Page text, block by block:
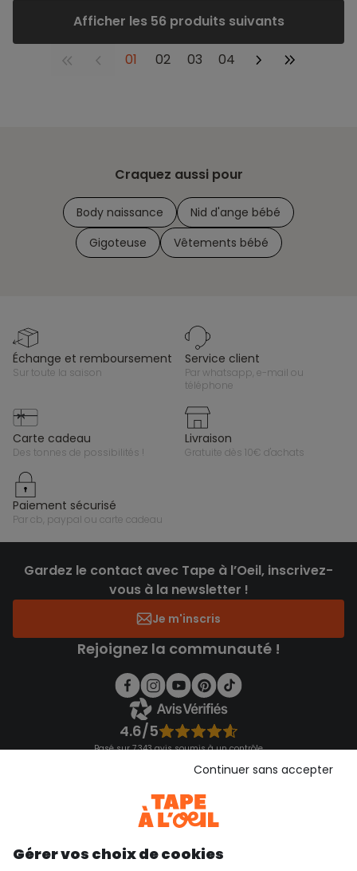
Afficher les 56 produits suivants
01 02 03 04
Craquez aussi pour
Body naissance
Nid d'ange bébé
Gigoteuse
Vêtements bébé
échange et remboursement
sur toute la saison
service client
par whatsapp, e-mail ou
téléphone
carte cadeau
des tonnes de possibilités !
livraison
gratuite dès 10€ d'achats
paiement sécurisé
par cb, paypal ou carte cadeau
Gardez le contact avec Tape à l’Oeil, inscrivez-
vous à la newsletter !
Je m'inscris
Rejoignez la communauté !
4.6/5
Basé sur 7 343 avis soumis à un contrôle
Consulter les CGU
Gérer vos choix de cookies
Continuer sans accepter